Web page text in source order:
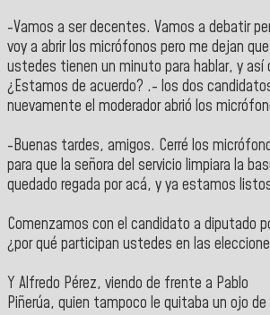
-Vamos a ser decentes. Vamos a debatir
voy a abrir los micrófonos pero me dejan
ustedes tienen un minuto para hablar, y así
¿Estamos de acuerdo? .- los dos
nuevamente el moderador abrió los
-Buenas tardes, amigos. Cerré los
para que la señora del servicio limpiara la
quedado regada por acá, y ya estamos
Comenzamos con el candidato a diputado
¿por qué participan ustedes en las
Y Alfredo Pérez, viendo de frente a Pablo
Piñerúa, quien tampoco le quitaba un ojo